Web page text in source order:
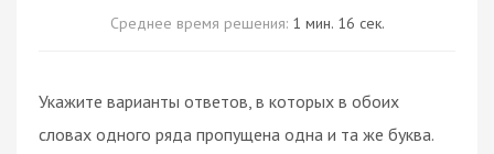
Среднее время решения: 1 мин. 16 сек.
Укажите варианты ответов, в которых в обоих
словах одного ряда пропущена одна и та же буква.